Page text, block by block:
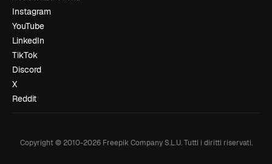
Instagram
YouTube
LinkedIn
TikTok
Discord
X
Reddit
Copyright © 2010-2026Freepik Company S.L.U. Tutti i diritti riservati.